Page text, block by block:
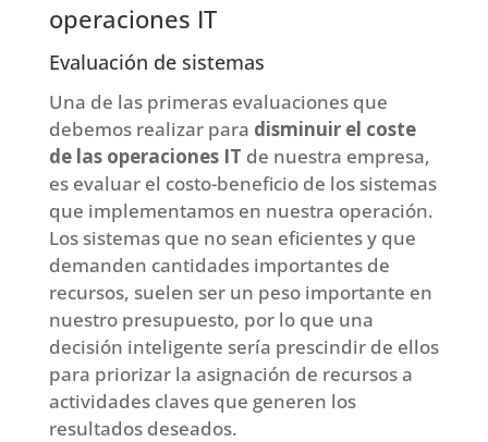
operaciones IT
Evaluación de sistemas
Una de las primeras evaluaciones que
debemos realizar para disminuir el coste
de las operaciones IT de nuestra empresa,
es evaluar el costo-beneficio de los sistemas
que implementamos en nuestra operación.
Los sistemas que no sean eficientes y que
demanden cantidades importantes de
recursos, suelen ser un peso importante en
nuestro presupuesto, por lo que una
decisión inteligente sería prescindir de ellos
para priorizar la asignación de recursos a
actividades claves que generen los
resultados deseados.